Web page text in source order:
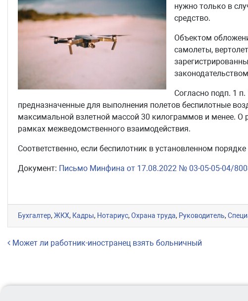
нужно только в
средство.
Объектом
самолеты,
Согласно подп. 1
предназначенные для выполнения полетов беспилотные
максимальной взлетной массой 30 килограммов и менее. О
рамках межведомственного взаимодействия.
Соответственно, если беспилотник в установленном
Документ: Письмо Минфина от 17.08.2022 № 03-05-05-04/
Бухгалтер,ЖКХ, Кадры, Нотариус,Охрана труда, Руководитель,
Навигация по записям
Может ли работник-иностранец взять больничный